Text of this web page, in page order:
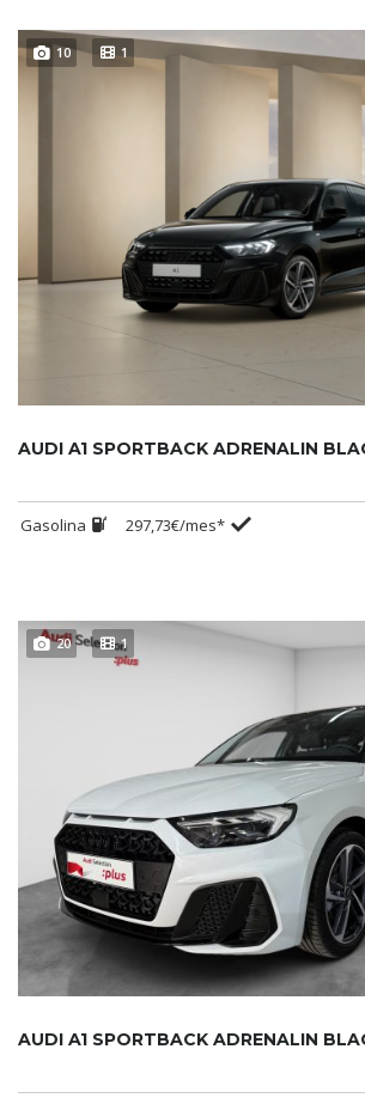
10 1
Gasolina 297,73€/mes*
20 1